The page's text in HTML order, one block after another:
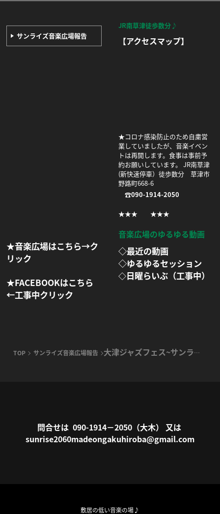
サンライズ音楽広場報告
JR南草津徒歩数分♪
【アクセスマップ】
★コロナ感染防止のため自粛営
業していましたが、音楽イベン
トは再開します。食事は事前予
約お願いしています。 JR南草津
(新快速停車）徒歩数分 草津市
野路町668-6
☎090-1914-2050
★★★ ★★★
★音楽広場はこちら→ク
リック
★FACEBOOKはこちら
←工事中クリック
音楽広場のゆるゆる動画
◇最近の動画
◇ゆるゆるセッション
◇日曜らいぶ（工事中）
TOP サンライズ音楽広場報告 大津ジャズフェス~サンライズ音楽広場バンド
問合せは 090-1914－2050（大木） 又は
sunrise2060madeongakuhiroba@gmail.com
敷居の低い音楽の場♪